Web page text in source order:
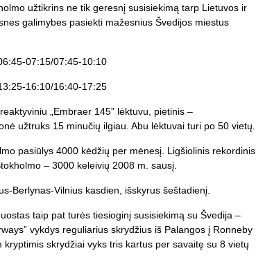
užtikrins ne tik geresnį susisiekimą tarp Lietuvos ir
galimybes pasiekti mažesnius Švedijos miestus
07:15/07:45-10:10
16:10/16:40-17:25
„Embraer 145” lėktuvu, pietinis –
užtruks 15 minučių ilgiau. Abu lėktuvai turi po 50 vietų.
pasiūlys 4000 kėdžių per mėnesį. Ligšiolinis rekordinis
– 3000 keleivių 2008 m. sausį.
Berlynas-Vilnius kasdien, išskyrus šeštadienį.
taip pat turės tiesioginį susisiekimą su Švedija –
vykdys reguliarius skrydžius iš Palangos į Ronneby
skrydžiai vyks tris kartus per savaitę su 8 vietų